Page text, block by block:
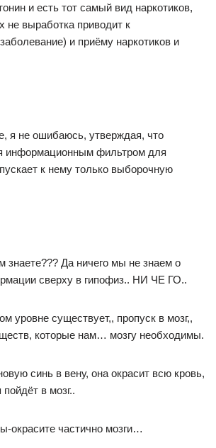
и есть тот самый вид наркотиков,
выработка приводит к
и приёму наркотиков и
я не ошибаюсь, утверждая, что
информационным фильтром для
к нему только выборочную
знаете??? Да ничего мы не знаем о
сверху в гипофиз.. НИ ЧЕ ГО..
уровне существует,, пропуск в мозг,,
которые нам… мозгу необходимы.
синь в вену, она окрасит всю кровь,
в мозг..
окрасите частично мозги…